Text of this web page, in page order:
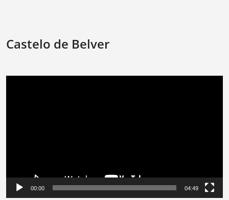
Castelo de Belver
00:00 04:49